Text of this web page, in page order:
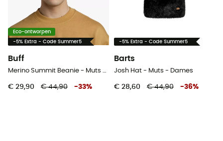
Eco-ontworpen
-5% Extra - Code Summer5
Buff
Merino Summit Beanie - Muts - Dames
€ 29,90 € 44,90 -33%
-5% Extra - Code Summer5
Barts
Josh Hat - Muts - Dames
€ 28,60 € 44,90 -36%